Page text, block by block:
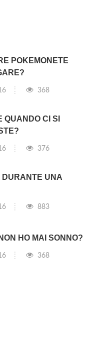
POKEMONETE
368
QUANDO CI SI
376
DURANTE UNA
883
HO MAI SONNO?
368